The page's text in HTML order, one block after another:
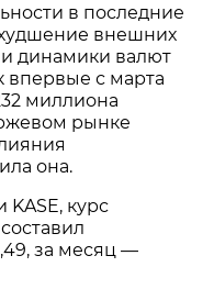
в последние
внешних
и динамики валют
впервые с марта
миллиона
рынке
она.
курс
за месяц —